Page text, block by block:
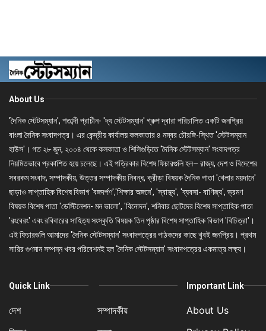
About Us
'দৈনিক স্টেটসম্যান', শতাব্দী প্রাচীন- 'দ্য স্টেটসম্যান' গ্রুপ দ্বারা পরিচালিত একটি জনপ্রিয়
বাংলা দৈনিক সংবাদপত্র। এর কেন্দ্রীয় কার্যালয় কলকাতার ৪ নম্বর চৌরঙ্গি-স্থিত 'স্টেটসম্যান
হাউস'। গত ২৮ জুন, ২০০৪ থেকে কলকাতা ও শিলিগুড়িতে 'দৈনিক স্টেটসম্যান' সংবাদপত্র
নিয়মিতভাবে প্রকাশিত হয়ে চলেছে। এই পত্রিকার বিশেষ ফিচারগুলি হল– রাজ্য, দেশ ও বিদেশের
সবরকম সংবাদ, সম্পাদকীয়, উত্তর সম্পাদকীয় নিবন্ধ, ক্রীড়া বিষয়ক দৈনিক পাতা 'খেলার ময়দানে'
ছাড়াও সাপ্তাহিক বিশেষ বিভাগ 'বঙ্গদর্পণ','শিক্ষার অঙ্গনে', 'স্বাস্থ্য', 'ব্যবসা- বাণিজ্য', ভ্রমণ
বিষয়ক বিশেষ পাতা 'ডেস্টিনেশন- মন ভালো', 'বিনোদন', শনিবার ছোটদের বিশেষ সাপ্তাহিক পাতা
'রংবেরং' এবং রবিবারের সাহিত্য সংস্কৃতি বিষয়ক তিন পৃষ্ঠার বিশেষ সাপ্তাহিক বিভাগ 'বিচিত্রা'।
এই ফিচারগুলি আমাদের 'দৈনিক স্টেটসম্যান' সংবাদপত্রের পাঠকদের কাছে খুবই জনপ্রিয়। প্রথম
সারির গুণমান সম্পন্ন খবর পরিবেশনই হল 'দৈনিক স্টেটসম্যান' সংবাদপত্রের একমাত্র লক্ষ্য।
Quick Link
দেশ
সম্পাদকীয়
Important Link
About Us